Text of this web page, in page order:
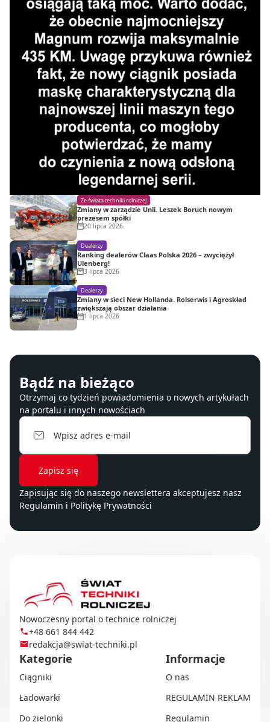
Ze świata techniki rolniczej
Zmiany w zarządzie Unii. Leszek Boruch nowym
prezesem spółki
20 lipca 2026
Dealerzy
Ranking dealerów Claas Polska 2026 – zwyciężył
Ulenberg!
3 lipca 2026
Dealerzy
Zmiany w sieci New Hollanda. Rolserwis i Agroskład
zwiększają obszar działania
1 lipca 2026
Bądź na bieżąco
Otrzymaj co tydzień powiadomienia o nowych artykułach
na portalu i innych nowościach
Zapisując się do naszego newslettera akceptujesz nasz
Regulamin i Politykę Prywatności
Nowoczesny portal o technice rolniczej
+48 661 844 442
redakcja@swiat-techniki.pl
Kategorie
Ciągniki
Ładowarki
Do zielonki
Informacje
O nas
REGULAMIN REKLAM
Regulamin